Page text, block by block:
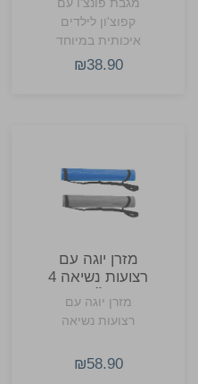
קפוצ'ון לילדים
איכותית במיוחד
עשויה 100% כותנה₪38.90
מזרן יוגה עם
רצועות נשיאה 4
מ״מ
מזרן יוגה עם
רצועות נשיאה
₪58.90